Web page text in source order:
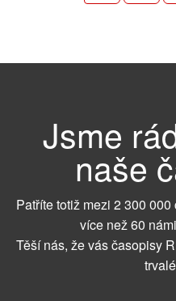
Jsme
naše
Patříte totiž mezi 2 300
více než 60
Těší nás, že vás časopisy